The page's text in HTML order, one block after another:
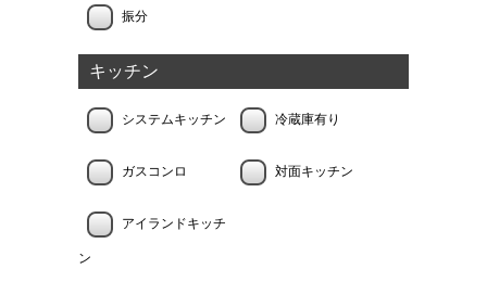
振分
キッチン
システムキッチン 冷蔵庫有り
ガスコンロ 対面キッチン
アイランドキッチ
ン